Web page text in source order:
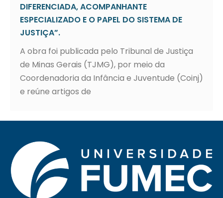
DIFERENCIADA, ACOMPANHANTE
ESPECIALIZADO E O PAPEL DO SISTEMA DE
JUSTIÇA”.
A obra foi publicada pelo Tribunal de Justiça
de Minas Gerais (TJMG), por meio da
Coordenadoria da Infância e Juventude (Coinj)
e reúne artigos de